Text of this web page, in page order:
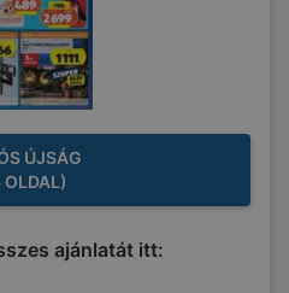
ÚJSÁG
ajánlatát itt: